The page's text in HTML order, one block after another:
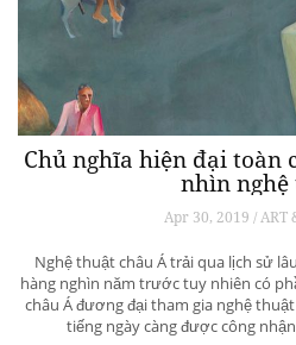
Chủ nghĩa hiện đại toàn
nhìn
Apr 30, 2019 / ART
Nghệ thuật châu Á trải qua lịch sử
hàng nghìn năm trước tuy nhiên có
châu Á đương đại tham gia nghệ
tiếng ngày càng được công